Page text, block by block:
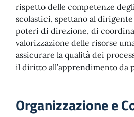
rispetto delle competenze
scolastici, spettano al
poteri di direzione, di
valorizzazione delle risorse
assicurare la qualità dei
il diritto all’apprendimento da
Organizzazione e